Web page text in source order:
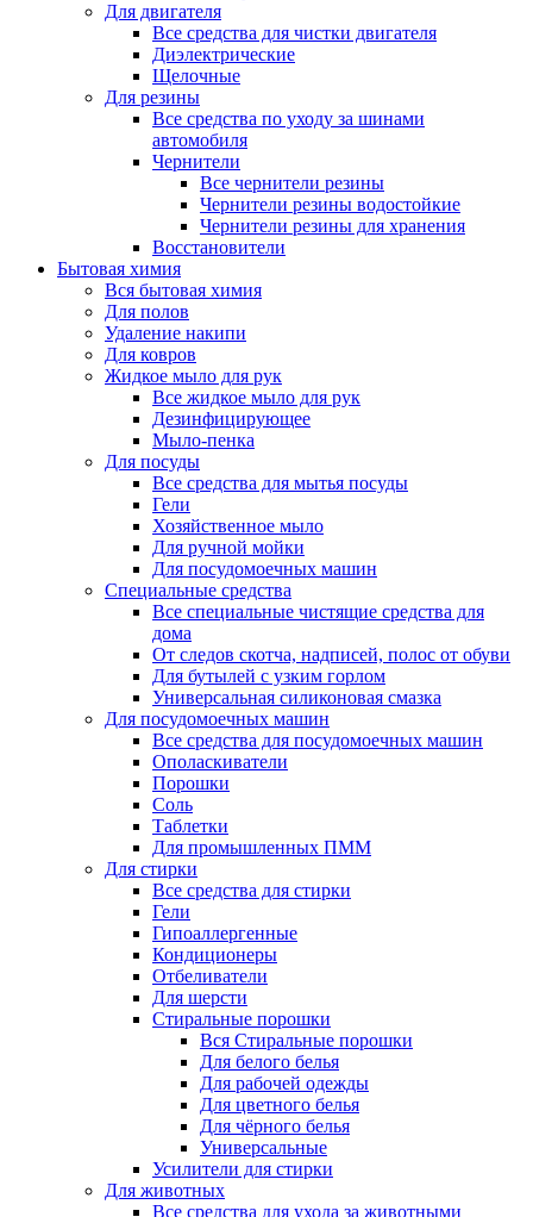
Для двигателя
Все средства для чистки двигателя
Диэлектрические
Щелочные
Для резины
Все средства по уходу за шинами
автомобиля
Чернители
Все чернители резины
Чернители резины водостойкие
Чернители резины для хранения
Восстановители
Бытовая химия
Вся бытовая химия
Для полов
Удаление накипи
Для ковров
Жидкое мыло для рук
Все жидкое мыло для рук
Дезинфицирующее
Мыло-пенка
Для посуды
Все средства для мытья посуды
Гели
Хозяйственное мыло
Для ручной мойки
Для посудомоечных машин
Специальные средства
Все специальные чистящие средства для
дома
От следов скотча, надписей, полос от обуви
Для бутылей с узким горлом
Универсальная силиконовая смазка
Для посудомоечных машин
Все средства для посудомоечных машин
Ополаскиватели
Порошки
Соль
Таблетки
Для промышленных ПММ
Для стирки
Все средства для стирки
Гели
Гипоаллергенные
Кондиционеры
Отбеливатели
Для шерсти
Стиральные порошки
Вся Стиральные порошки
Для белого белья
Для рабочей одежды
Для цветного белья
Для чёрного белья
Универсальные
Усилители для стирки
Для животных
Все средства для ухода за животными